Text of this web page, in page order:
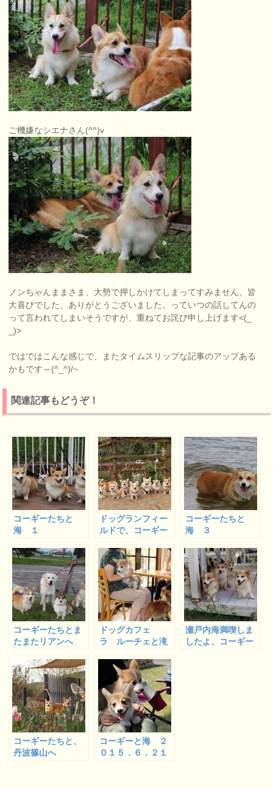
ご機嫌なシエナさん(^^)v
ノンちゃんままさま、大勢で押しかけてしまってすみません。皆
大喜びでした、ありがとうございました。っていつの話してんの
って言われてしまいそうですが、重ねてお詫び申し上げます<(_
_)>
ではではこんな感じで、またタイムスリップな記事のアップある
かもです～(^_^)/~
関連記事もどうぞ！
コーギーたちと
海 １
ドッグランフィー
ルドで、コーギー
コーギーたちと
海 ３
コーギーたちとま
たまたリアンへ
ドッグカフェ
ラ ルーチェと滝
たちと川遊び
瀬戸内海満喫しま
したよ、コーギー
コーギーたちと、
丹波篠山へ
コーギーと海 ２
０１５．６．２１